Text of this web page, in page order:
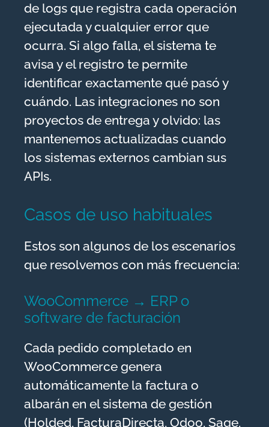
de logs que registra cada operación
ejecutada y cualquier error que
ocurra. Si algo falla, el sistema te
avisa y el registro te permite
identificar exactamente qué pasó y
cuándo. Las integraciones no son
proyectos de entrega y olvido: las
mantenemos actualizadas cuando
los sistemas externos cambian sus
APIs.
Casos de uso habituales
Estos son algunos de los escenarios
que resolvemos con más frecuencia:
WooCommerce → ERP o
software de facturación
Cada pedido completado en
WooCommerce genera
automáticamente la factura o
albarán en el sistema de gestión
(Holded, FacturaDirecta, Odoo, Sage,